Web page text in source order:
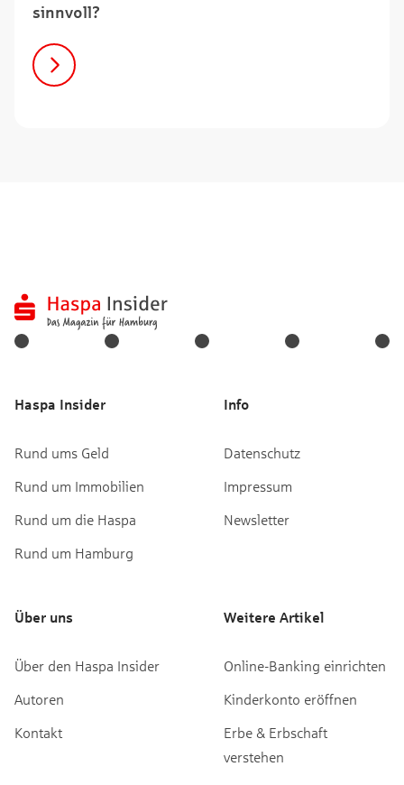
sinnvoll?
Haspa Insider
Rund ums Geld
Rund um Immobilien
Rund um die Haspa
Rund um Hamburg
Info
Datenschutz
Impressum
Newsletter
Über uns
Über den Haspa Insider
Autoren
Kontakt
Weitere Artikel
Online-Banking einrichten
Kinderkonto eröffnen
Erbe & Erbschaft
verstehen